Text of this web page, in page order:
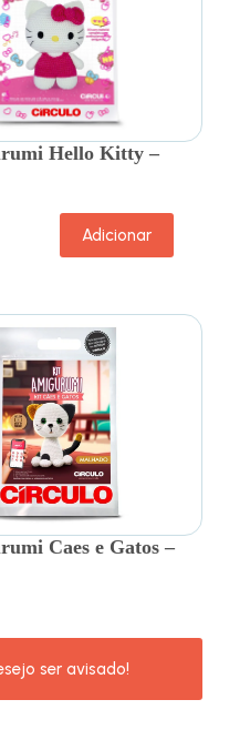
Hello Kitty –
Adicionar
Caes e Gatos –